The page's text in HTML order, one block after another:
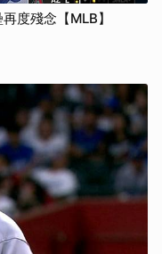
度殘念【MLB】